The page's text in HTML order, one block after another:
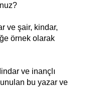
ve şair, kindar,
örnek olarak
ve inançlı
bu yazar ve